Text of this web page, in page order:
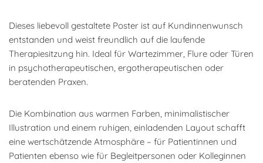
Dieses liebevoll gestaltete Poster ist auf Kundinnenwunsch
entstanden und weist freundlich auf die laufende
Therapiesitzung hin. Ideal für Wartezimmer, Flure oder Türen
in psychotherapeutischen, ergotherapeutischen oder
beratenden Praxen.
Die Kombination aus warmen Farben, minimalistischer
Illustration und einem ruhigen, einladenden Layout schafft
eine wertschätzende Atmosphäre – für Patientinnen und
Patienten ebenso wie für Begleitpersonen oder Kolleginnen